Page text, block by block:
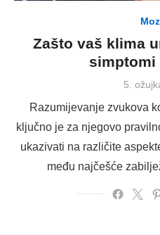
Zašto vaš klima
simptomi
Posted
5.
Razumijevanje zvukova
ključno je za njegovo
ukazivati na različite
među najčešće